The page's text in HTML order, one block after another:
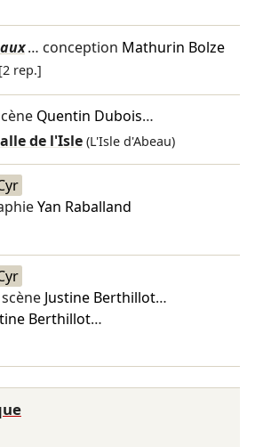
… conception Mathurin Bolze
[2 rep.]
Quentin Dubois…
de l'Isle (L'Isle d'Abeau)
Yan Raballand
Justine Berthillot…
Berthillot…